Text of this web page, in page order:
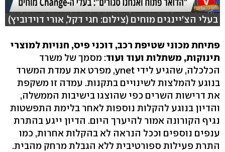
בעלי הצ'יינגים מוחים (צילום: חגי דקל, אורי דוידוביץ)
פתיחת מכוני שטיפת רכב, דוכני פיס, חנויות למוצרי
תינוקות, משתלות ועוד ועוד: מסמך של משרד
הכלכלה, שהגיע לידי ynet, מפרט את עמדת המשרד
בנוגע להמלצות לשינויים בתקנות. עמדה זו משקפת
את דרישות השרים כפי שהוצגו בישיבות הממשלה,
והדיון בנוגע להקלות נוספות לאחר בלימת התפשטות
נגיף הקורונה אמור להיערך היום. הדיון ייגע בהתרת
ענפים נוספים וככל הנראה לא בהקלות אחרות, כמו
התרת פעילות ספורטיבית ללא הגבלת מרחק מהבית.